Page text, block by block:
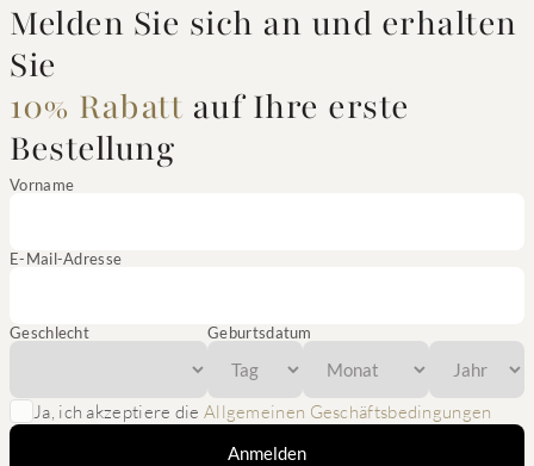
Melden Sie sich an und erhalten
Sie
10% Rabatt auf Ihre erste
Bestellung
Vorname
E-Mail-Adresse
Geschlecht Geburtsdatum
Ja, ich akzeptiere die Allgemeinen Geschäftsbedingungen
Anmelden